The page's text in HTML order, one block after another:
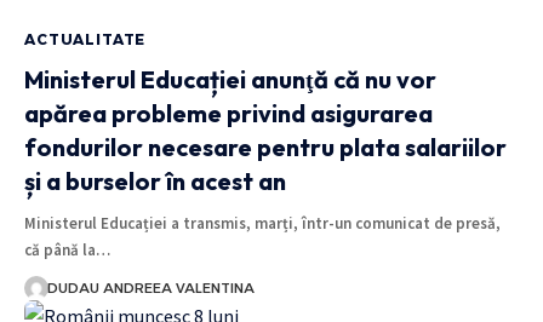
ACTUALITATE
Ministerul Educației anunţă că nu vor
apărea probleme privind asigurarea
fondurilor necesare pentru plata salariilor
și a burselor în acest an
Ministerul Educației a transmis, marți, într-un comunicat de presă,
că până la…
DUDAU ANDREEA VALENTINA